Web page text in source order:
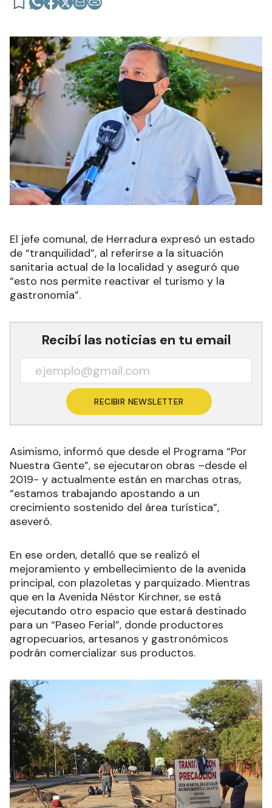
El jefe comunal, de Herradura expresó un estado
de “tranquilidad”, al referirse a la situación
sanitaria actual de la localidad y aseguró que
“esto nos permite reactivar el turismo y la
gastronomía”.
Recibí las noticias en tu email
RECIBIR NEWSLETTER
Asimismo, informó que desde el Programa “Por
Nuestra Gente”, se ejecutaron obras –desde el
2019- y actualmente están en marchas otras,
“estamos trabajando apostando a un
crecimiento sostenido del área turística”,
aseveró.
En ese orden, detalló que se realizó el
mejoramiento y embellecimiento de la avenida
principal, con plazoletas y parquizado. Mientras
que en la Avenida Néstor Kirchner, se está
ejecutando otro espacio que estará destinado
para un “Paseo Ferial”, donde productores
agropecuarios, artesanos y gastronómicos
podrán comercializar sus productos.